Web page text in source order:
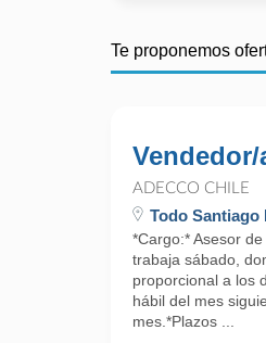
Te proponemos
Vendedor/
ADECCO CHILE
Todo Santiago
*Cargo:* Asesor
trabaja sábado,
proporcional a los
hábil del mes
mes.*Plazos ...